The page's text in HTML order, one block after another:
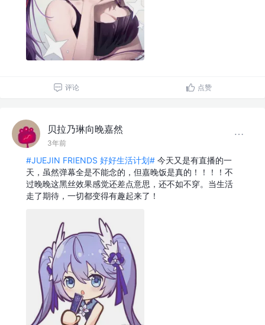
评论 点赞
贝拉乃琳向晚嘉然
3年前
#JUEJIN FRIENDS 好好生活计划# 今天又是有直播的一
天，虽然弹幕全是不能念的，但嘉晚饭是真的！！！！不
过晚晚这黑丝效果感觉还差点意思，还不如不穿。当生活
走了期待，一切都变得有趣起来了！